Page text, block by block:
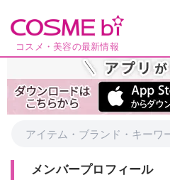
コスメ・美容の最新情報
メンバープロフィール